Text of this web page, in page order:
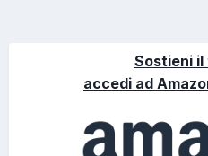
Sostieni il
accedi ad